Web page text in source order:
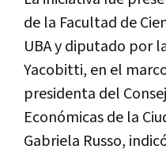
de la Facultad de
UBA y diputado por
Yacobitti, en el
presidenta del
Económicas de la
Gabriela Russo,